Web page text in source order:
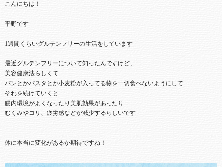
こんにちは！
平野です
1週間くらいグルテンフリーの生活をしています
最近グルテンフリーについて知ったんですけど、
美容健康法らしくて
パンとかパスタとか小麦粉が入ってる物を一切食べないようにして
それを続けていくと
腸内環境がよくなったり美肌効果があったり
むくみやコリ、疲労感などが減少するらしいです
体に本当に変化があるか期待ですね！